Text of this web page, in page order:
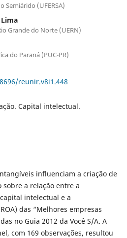
Semiárido (UFERSA)
Grande do Norte (UERN)
do Paraná (PUC-PR)
reunir.v8i1.448
Capital intelectual.
influenciam a criação de
a relação entre a
intelectual e a
das “Melhores empresas
no Guia 2012 da Você S/A. A
com 169 observações, resultou